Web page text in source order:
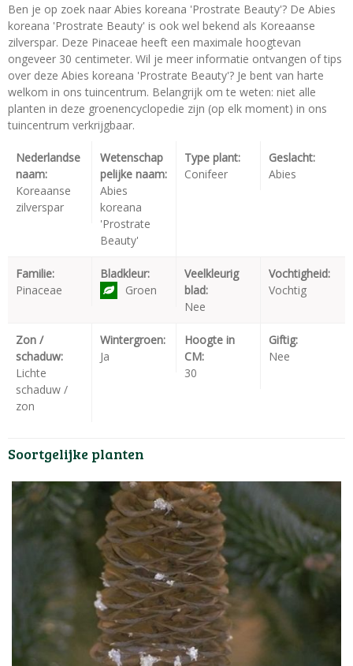
Ben je op zoek naar Abies koreana 'Prostrate Beauty'? De Abies
koreana 'Prostrate Beauty' is ook wel bekend als Koreaanse
zilverspar. Deze Pinaceae heeft een maximale hoogtevan
ongeveer 30 centimeter. Wil je meer informatie ontvangen of tips
over deze Abies koreana 'Prostrate Beauty'? Je bent van harte
welkom in ons tuincentrum. Belangrijk om te weten: niet alle
planten in deze groenencyclopedie zijn (op elk moment) in ons
tuincentrum verkrijgbaar.
Nederlandse
naam:
Koreaanse
zilverspar
Wetenschap
pelijke naam:
Abies
koreana
'Prostrate
Beauty'
Type plant:
Conifeer
Geslacht:
Abies
Familie:
Pinaceae
Bladkleur:
Groen
Veelkleurig
blad:
Nee
Vochtigheid:
Vochtig
Zon /
schaduw:
Lichte
schaduw /
zon
Wintergroen:
Ja
Hoogte in
CM:
30
Giftig:
Nee
Soortgelijke planten